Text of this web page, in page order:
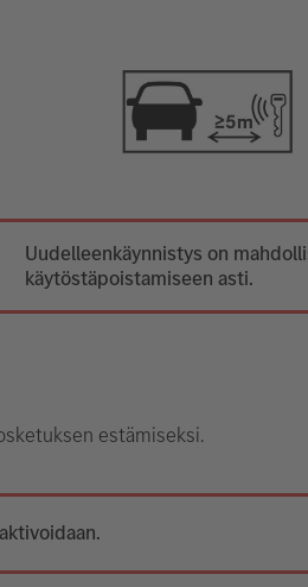
Uudelleenkäynnistys on
käytöstäpoistamiseen asti.
estämiseksi.